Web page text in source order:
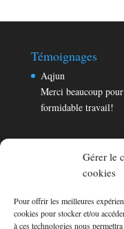
Gérer le
cookies
Pour offrir les meilleures
cookies pour stocker et/ou
à ces technologies nous
Témoignages
Aqjun
Merci beaucoup
formidable travail!
Témoignages
Aqjun